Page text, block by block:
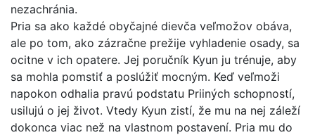
nezachránia.
Pria sa ako každé obyčajné dievča veľmožov obáva,
ale po tom, ako zázračne prežije vyhladenie osady, sa
ocitne v ich opatere. Jej poručník Kyun ju trénuje, aby
sa mohla pomstiť a poslúžiť mocným. Keď veľmoži
napokon odhalia pravú podstatu Priiných schopností,
usilujú o jej život. Vtedy Kyun zistí, že mu na nej záleží
dokonca viac než na vlastnom postavení. Pria mu do